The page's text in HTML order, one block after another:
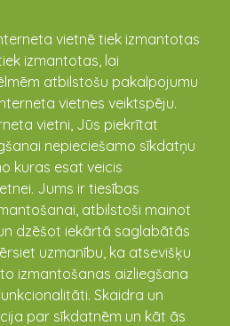
vietnē tiek izmantotas
izmantotas, lai
atbilstošu pakalpojumu
vietnes veiktspēju.
vietni, Jūs piekrītat
nepieciešamo sīkdatņu
kuras esat veicis
Jums ir tiesības
atbilstoši mainot
dzēšot iekārtā saglabātās
uzmanību, ka atsevišķu
izmantošanas aizliegšana
Skaidra un
par sīkdatnēm un kāt ās
Transporta pakalpojumi
neregulāriem pasažieru
pārvadājumiem
KND 2018/14
27.03.2018